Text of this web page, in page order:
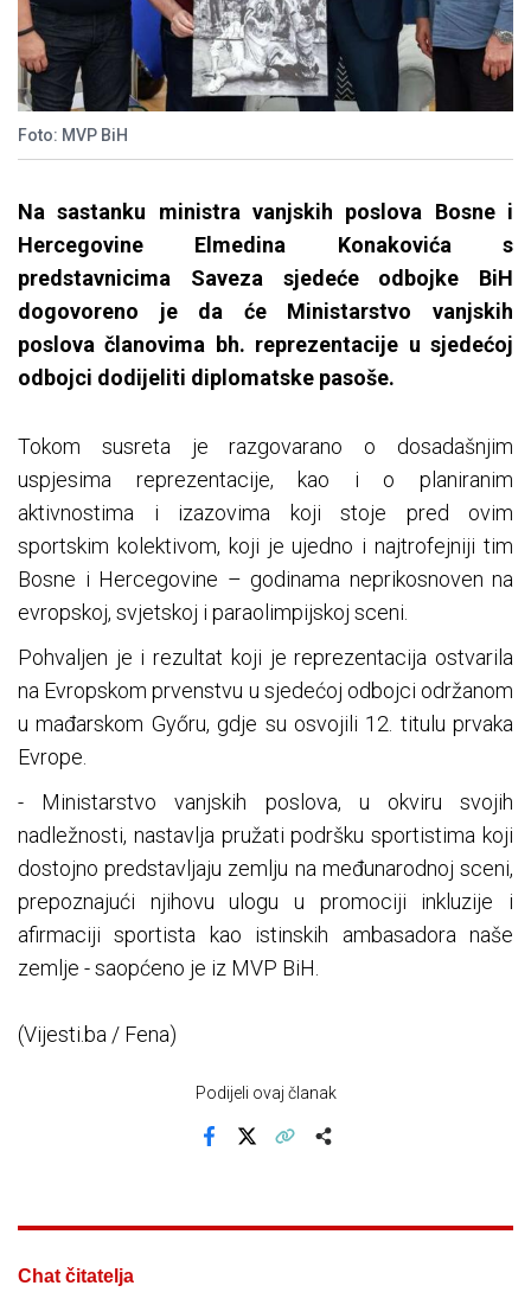
Foto: MVP BiH
Na sastanku ministra vanjskih poslova Bosne i
Hercegovine Elmedina Konakovića s
predstavnicima Saveza sjedeće odbojke BiH
dogovoreno je da će Ministarstvo vanjskih
poslova članovima bh. reprezentacije u sjedećoj
odbojci dodijeliti diplomatske pasoše.
Tokom susreta je razgovarano o dosadašnjim
uspjesima reprezentacije, kao i o planiranim
aktivnostima i izazovima koji stoje pred ovim
sportskim kolektivom, koji je ujedno i najtrofejniji tim
Bosne i Hercegovine – godinama neprikosnoven na
evropskoj, svjetskoj i paraolimpijskoj sceni.
Pohvaljen je i rezultat koji je reprezentacija ostvarila
na Evropskom prvenstvu u sjedećoj odbojci održanom
u mađarskom Győru, gdje su osvojili 12. titulu prvaka
Evrope.
- Ministarstvo vanjskih poslova, u okviru svojih
nadležnosti, nastavlja pružati podršku sportistima koji
dostojno predstavljaju zemlju na međunarodnoj sceni,
prepoznajući njihovu ulogu u promociji inkluzije i
afirmaciji sportista kao istinskih ambasadora naše
zemlje - saopćeno je iz MVP BiH.
(Vijesti.ba / Fena)
Podijeli ovaj članak
Chat čitatelja